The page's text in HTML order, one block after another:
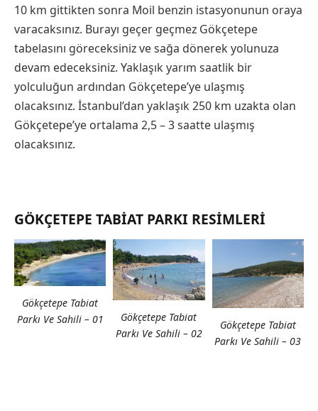
10 km gittikten sonra Moil benzin istasyonunun oraya
varacaksınız. Burayı geçer geçmez Gökçetepe
tabelasını göreceksiniz ve sağa dönerek yolunuza
devam edeceksiniz. Yaklaşık yarım saatlik bir
yolculuğun ardından Gökçetepe’ye ulaşmış
olacaksınız. İstanbul’dan yaklaşık 250 km uzakta olan
Gökçetepe’ye ortalama 2,5 – 3 saatte ulaşmış
olacaksınız.
GÖKÇETEPE TABIAT PARKI RESIMLERI
Gökçetepe Tabiat
Parkı Ve Sahili – 01
Gökçetepe Tabiat
Parkı Ve Sahili – 02
Gökçetepe Tabiat
Parkı Ve Sahili – 03